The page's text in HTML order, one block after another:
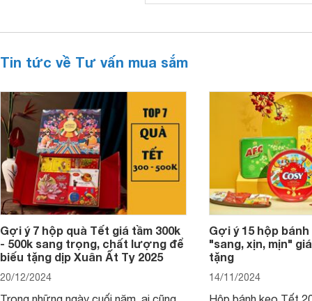
Tin tức về Tư vấn mua sắm
Gợi ý 7 hộp quà Tết giá tầm 300k
- 500k sang trọng, chất lượng để
biếu tặng dịp Xuân Ất Tỵ 2025
20/12/2024
Gợi ý 15 hộp
"sang, xịn, mịn"
tặng
14/11/2024